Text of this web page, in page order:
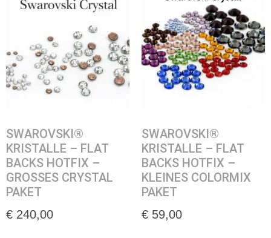
SWAROVSKI®
KRISTALLE – FLAT
BACKS HOTFIX –
GROSSES CRYSTAL
PAKET
€ 240,00
SWAROVSKI®
KRISTALLE – FLAT
BACKS HOTFIX –
KLEINES COLORMIX
PAKET
€ 59,00